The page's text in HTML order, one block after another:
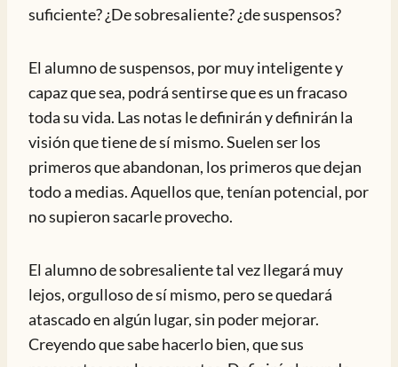
suficiente? ¿De sobresaliente? ¿de suspensos?
El alumno de suspensos, por muy inteligente y
capaz que sea, podrá sentirse que es un fracaso
toda su vida. Las notas le definirán y definirán la
visión que tiene de sí mismo. Suelen ser los
primeros que abandonan, los primeros que dejan
todo a medias. Aquellos que, tenían potencial, por
no supieron sacarle provecho.
El alumno de sobresaliente tal vez llegará muy
lejos, orgulloso de sí mismo, pero se quedará
atascado en algún lugar, sin poder mejorar.
Creyendo que sabe hacerlo bien, que sus